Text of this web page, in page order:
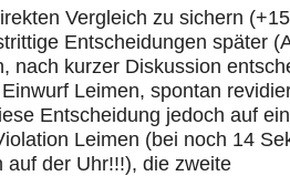
Vergleich zu sichern
Entscheidungen später
nach kurzer Diskussion
Leimen, spontan
Entscheidung jedoch auf
Leimen (bei noch 14
auf der Uhr!!!), die zweite